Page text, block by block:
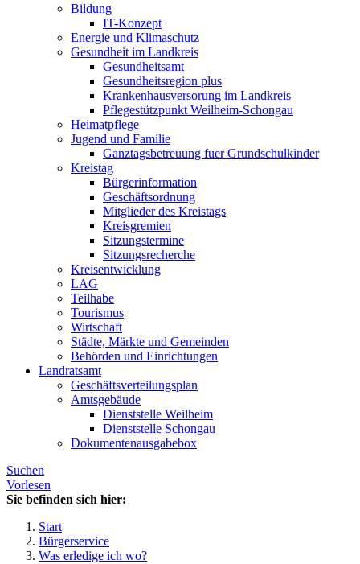
Bildung
IT-Konzept
Energie und Klimaschutz
Gesundheit im Landkreis
Gesundheitsamt
Gesundheitsregion plus
Krankenhausversorung im Landkreis
Pflegestützpunkt Weilheim-Schongau
Heimatpflege
Jugend und Familie
Ganztagsbetreuung fuer Grundschulkinder
Kreistag
Bürgerinformation
Geschäftsordnung
Mitglieder des Kreistags
Kreisgremien
Sitzungstermine
Sitzungsrecherche
Kreisentwicklung
LAG
Teilhabe
Tourismus
Wirtschaft
Städte, Märkte und Gemeinden
Behörden und Einrichtungen
Landratsamt
Geschäftsverteilungsplan
Amtsgebäude
Dienststelle Weilheim
Dienststelle Schongau
Dokumentenausgabebox
Suchen
Vorlesen
Sie befinden sich hier:
Start
Bürgerservice
Was erledige ich wo?